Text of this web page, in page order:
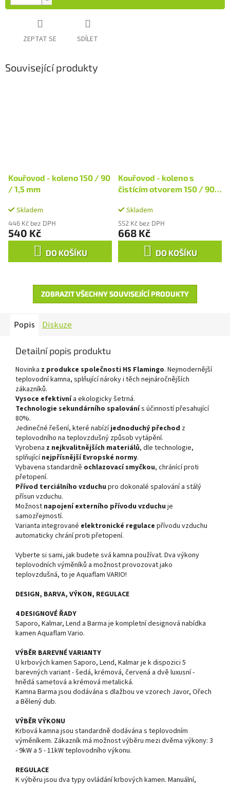
ZEPTAT SE SDÍLET
Související produkty
Kouřovod - koleno 150 / 90
/ 1,5 mm
Skladem
446 Kč bez DPH
540 Kč
DO KOŠÍKU
Kouřovod - koleno s
čistícím otvorem 150 / 90 /
Skladem
552 Kč bez DPH
668 Kč
DO KOŠÍKU
ZOBRAZIT VŠECHNY SOUVISEJÍCÍ PRODUKTY
Popis Diskuze
Detailní popis produktu
Novinka z produkce společnosti HS Flamingo. Nejmodernější
teplovodní kamna, splňující nároky i těch nejnáročnějších
zákazníků.
Vysoce efektivnía ekologicky šetrná.
Technologie sekundárního spalovánís účinností přesahující
80%.
Jedinečné řešení, které nabízíjednoduchý přechod z
teplovodního na teplovzdušný způsob vytápění.
Vyrobena z nejkvalitnějších materiálů, dle technologie,
splňujícínejpřísnější Evropské normy.
Vybavena standardně ochlazovací smyčkou, chránící proti
přetopení.
Přívod terciálního vzduchu pro dokonalé spalování a stálý
přísun vzduchu.
Možnost napojení externího přívodu vzduchu je
samozřejmostí.
Varianta integrované elektronické regulace přívodu vzduchu
automaticky chrání proti přetopení.
Vyberte si sami, jak budete svá kamna používat. Dva výkony
teplovodních výměníků a možnost provozovat jako
teplovzdušná, to je Aquaflam VARIO!
DESIGN, BARVA, VÝKON, REGULACE
4 DESIGNOVÉ ŘADY
Saporo, Kalmar, Lend a Barma je kompletní designová nabídka
kamen Aquaflam Vario.
VÝBĚR BAREVNÉ VARIANTY
U krbových kamen Saporo, Lend, Kalmar je k dispozici 5
barevných variant - šedá, krémová, červená a dvě luxusní -
hnědá sametová a krémová metalická.
Kamna Barma jsou dodávána s dlažbou ve vzorech Javor, Ořech
a Bělený dub.
VÝBĚR VÝKONU
Krbová kamna jsou standardně dodávána s teplovodním
výměníkem. Zákazník má možnost výběru mezi dvěma výkony: 3
- 9kW a 5 - 11kW teplovodního výkonu.
REGULACE
K výběru jsou dva typy ovládání krbových kamen. Manuální,